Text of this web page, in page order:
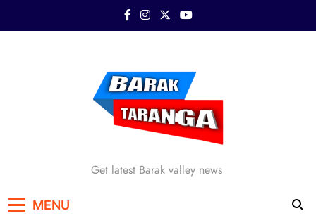
Barak Taranga
Get latest Barak valley news
MENU